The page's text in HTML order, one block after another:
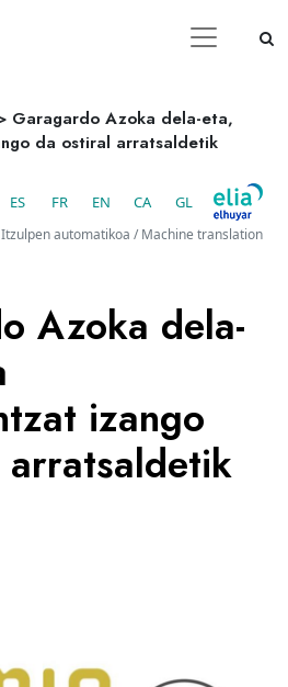
Garagardo Azoka dela-eta,
da ostiral arratsaldetik
ES FR EN CA GL
Itzulpen automatikoa / Machine translation
Azoka dela-
izango